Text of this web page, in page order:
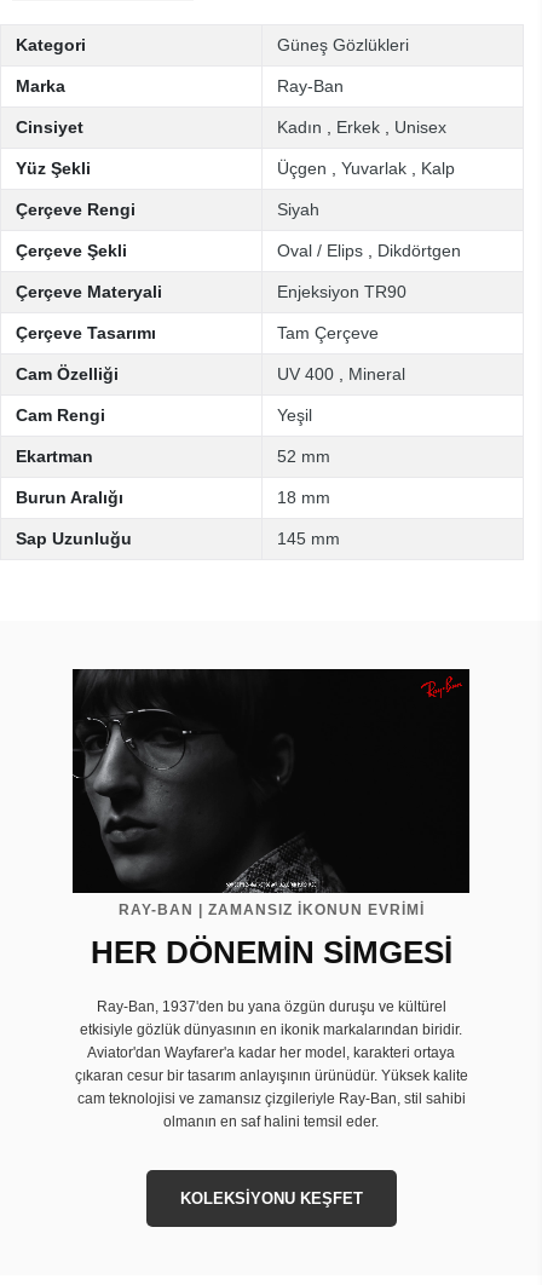
Kategori Güneş Gözlükleri
Marka Ray-Ban
Cinsiyet Kadın Erkek Unisex
Yüz Şekli Üçgen Yuvarlak Kalp
Çerçeve Rengi Siyah
Çerçeve Şekli Oval / Elips Dikdörtgen
Çerçeve Materyali Enjeksiyon TR90
Çerçeve Tasarımı Tam Çerçeve
Cam Özelliği UV 400 Mineral
Cam Rengi Yeşil
Ekartman 52 mm
Burun Aralığı 18 mm
Sap Uzunluğu 145 mm
RAY-BAN | ZAMANSIZ İKONUN EVRIMI
HER DÖNEMİN SİMGESİ
Ray-Ban, 1937'den bu yana özgün duruşu ve kültürel
etkisiyle gözlük dünyasının en ikonik markalarından biridir.
Aviator'dan Wayfarer'a kadar her model, karakteri ortaya
çıkaran cesur bir tasarım anlayışının ürünüdür. Yüksek kalite
cam teknolojisi ve zamansız çizgileriyle Ray-Ban, stil sahibi
olmanın en saf halini temsil eder.
KOLEKSİYONU KEŞFET